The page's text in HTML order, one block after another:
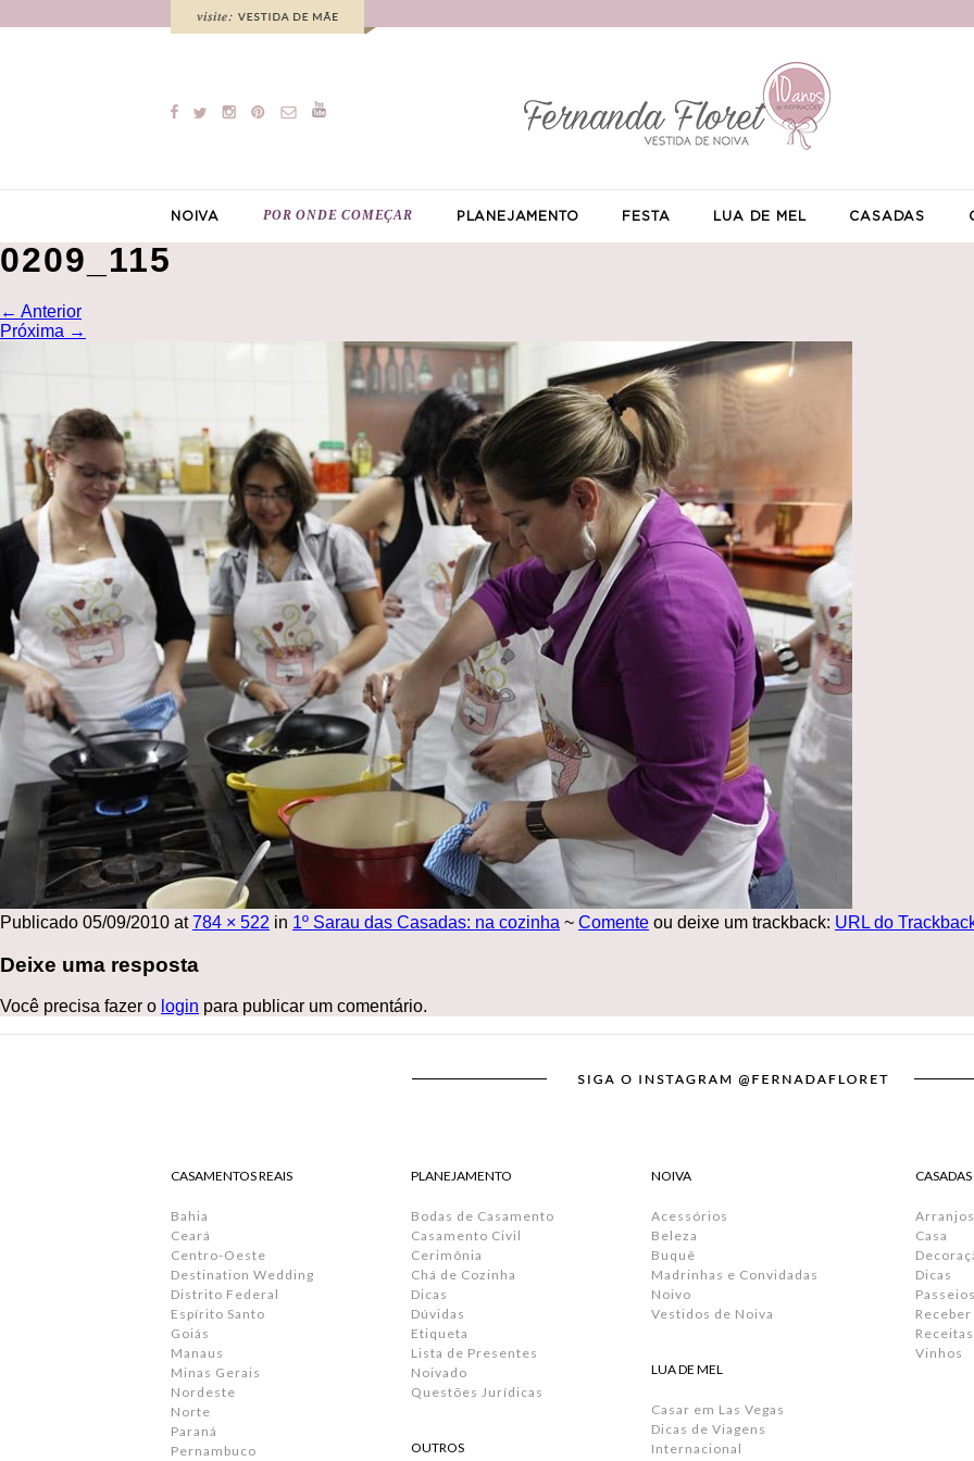
NOIVA POR ONDE COMEÇAR PLANEJAMENTO FESTA LUA DE MEL CASADAS
0209_115
← Anterior
Próxima →
Publicado 05/09/2010 at784 × 522 in 1º Sarau das Casadas: na cozinha ~ Comente ou deixe um trackback: URL do
Deixe uma resposta
Você precisa fazer o login para publicar um comentário.
CASAMENTOS REAIS
Bahia
Ceará
Centro-Oeste
Destination Wedding
Distrito Federal
Espírito Santo
Goiás
Manaus
Minas Gerais
Nordeste
Norte
Paraná
Pernambuco
PLANEJAMENTO
Bodas de Casamento
Casamento Civil
Cerimônia
Chá de Cozinha
Dicas
Dúvidas
Etiqueta
Lista de Presentes
Noivado
Questões Jurídicas
OUTROS
NOIVA
Acessórios
Beleza
Buquê
Madrinhas e Convidadas
Noivo
Vestidos de Noiva
LUA DE MEL
Casar em Las Vegas
Dicas de Viagens
Internacional
CASADAS
Casa
Dicas
Receitas
Vinhos